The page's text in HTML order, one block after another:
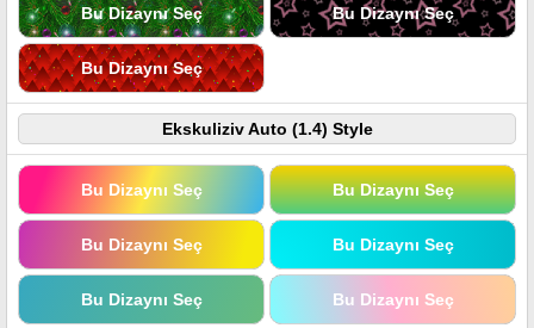
Bu Dizaynı Seç Bu Dizaynı Seç
Bu Dizaynı Seç
Ekskuliziv Auto (1.4) Style
Bu Dizaynı Seç Bu Dizaynı Seç
Bu Dizaynı Seç Bu Dizaynı Seç
Bu Dizaynı Seç Bu Dizaynı Seç